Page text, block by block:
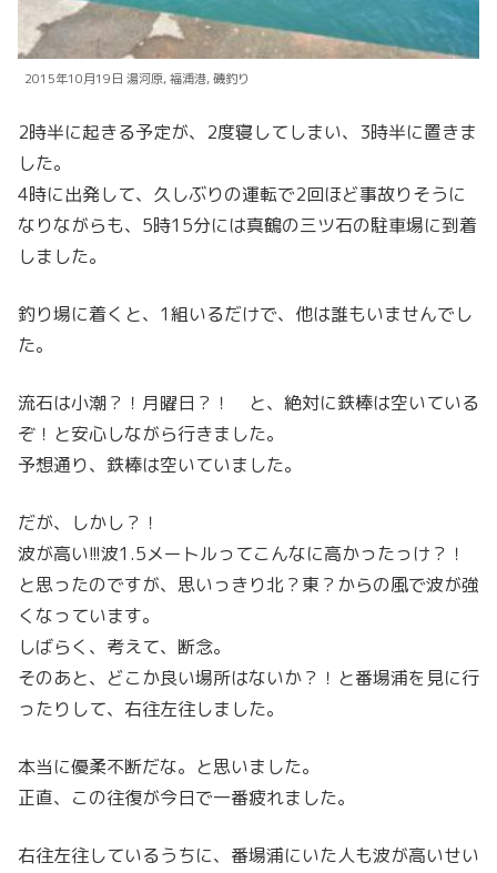
2015年10月19日 湯河原, 福浦港, 磯釣り
2時半に起きる予定が、2度寝してしまい、3時半に置きま
した。
4時に出発して、久しぶりの運転で2回ほど事故りそうに
なりながらも、5時15分には真鶴の三ツ石の駐車場に到着
しました。
釣り場に着くと、1組いるだけで、他は誰もいませんでし
た。
流石は小潮？！月曜日？！ と、絶対に鉄棒は空いている
ぞ！と安心しながら行きました。
予想通り、鉄棒は空いていました。
だが、しかし？！
波が高い!!!波1.5メートルってこんなに高かったっけ？！
と思ったのですが、思いっきり北？東？からの風で波が強
くなっています。
しばらく、考えて、断念。
そのあと、どこか良い場所はないか？！と番場浦を見に行
ったりして、右往左往しました。
本当に優柔不断だな。と思いました。
正直、この往復が今日で一番疲れました。
右往左往しているうちに、番場浦にいた人も波が高いせい